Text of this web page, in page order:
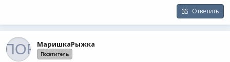
Ответить
МаришкаРыжка
Посетитель